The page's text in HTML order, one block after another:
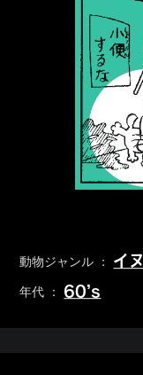
動物ジャンル ： イヌ
年代 ： 60’s